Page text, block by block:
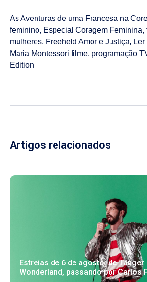
As Aventuras de uma Francesa na
feminino, Especial Coragem Feminina,
mulheres, Freeheld Amor e Justiça,
Maria Montessori filme, programação
Edition
Artigos relacionados
Estreias de 6 de agosto: de Tânger
Wonderland, passando por Carlos